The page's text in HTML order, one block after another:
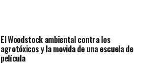
El Woodstock ambiental contra los
agrotóxicos y la movida de una escuela de
película